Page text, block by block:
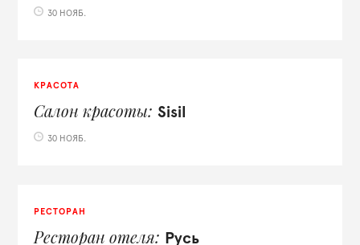
30 НОЯБ.
КРАСОТА
Салон красоты Sisil
30 НОЯБ.
РЕСТОРАН
Ресторан отеля Русь